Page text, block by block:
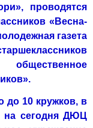
проводятся
«Весна-
газета
до 10 кружков, в
на сегодня ДЮЦ